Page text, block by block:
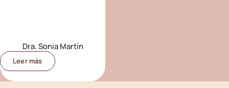
Dra. Sonia Martín
Leer más